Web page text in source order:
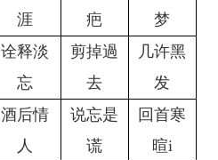
涯
疤
梦
诠释淡
忘
剪掉過
去
几许黑
发
酒后情
人
说忘是
谎
回首寒
暄i